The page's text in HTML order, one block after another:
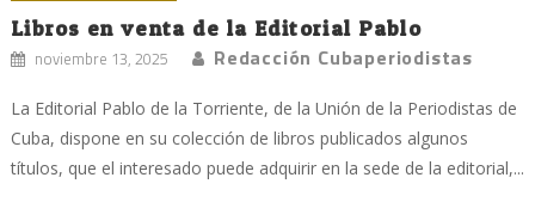
Libros en venta de la Editorial Pablo
noviembre 13, 2025 Redacción Cubaperiodistas
La Editorial Pablo de la Torriente, de la Unión de la Periodistas de
Cuba, dispone en su colección de libros publicados algunos
títulos, que el interesado puede adquirir en la sede de la editorial,...